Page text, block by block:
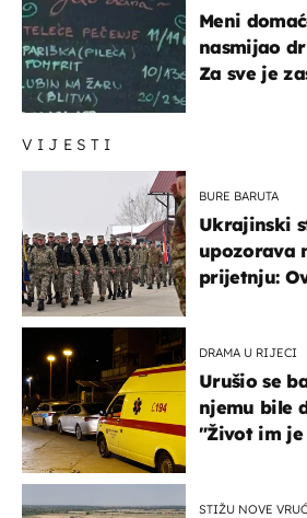
VIJESTI
BURE BARUTA
Ukrajinski
upozorava
prijetnju:
DRAMA U RIJECI
Urušio se
njemu bile
"Život im
STIŽU NOVE
Meni
nasmijao
Za sve je